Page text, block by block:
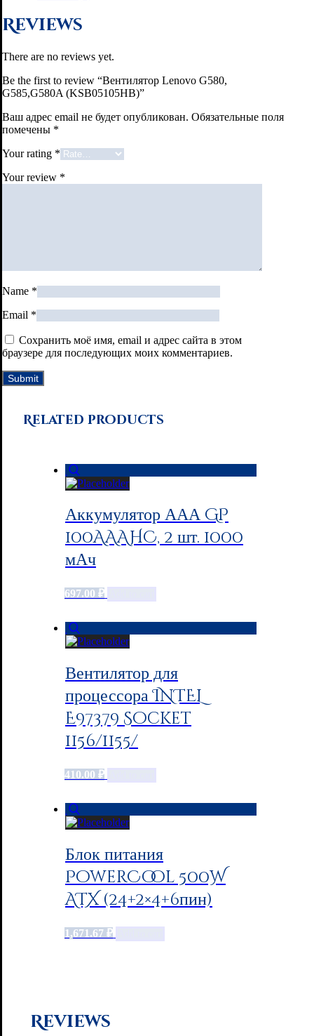
Reviews
There are no reviews yet.
Be the first to review “Вентилятор Lenovo G580,
G585,G580A (KSB05105HB)”
Ваш адрес email не будет опубликован. Обязательные поля
помечены *
Your rating *
Your review *
Name *
Email *
Сохранить моё имя, email и адрес сайта в этом
браузере для последующих моих комментариев.
Related products
Аккумулятор ААА GP
100AAAHC, 2 шт. 1000
мАч
697.00 ₽
Вентилятор для
процессора INTEL
E97379 Socket
1156/1155/
410.00 ₽
Блок питания
PowerCool 500W
ATX (24+2×4+6пин)
1,671.67 ₽
Reviews